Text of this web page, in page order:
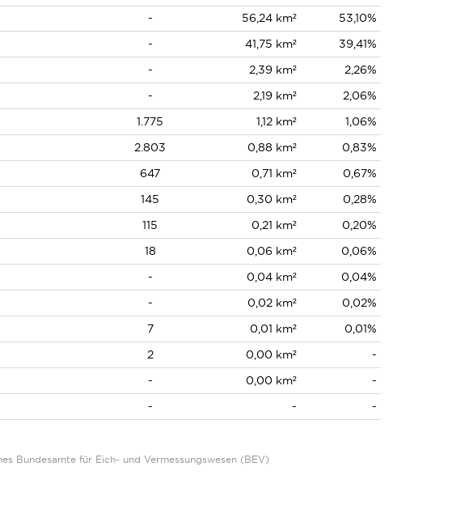
- 56,24 km²
53,10%
- 41,75 km²
39,41%
- 2,39 km²
2,26%
- 2,19 km²
2,06%
1.775 1,12 km²
1,06%
2.803 0,88 km²
0,83%
647 0,71 km²
0,67%
145 0,30 km²
0,28%
115 0,21 km²
0,20%
18 0,06 km²
0,06%
- 0,04 km²
0,04%
- 0,02 km²
0,02%
7 0,01 km²
0,01%
2 0,00 km²
-
- 0,00 km²
-
- - -
Bundesamte für Eich- und Vermessungswesen (BEV)